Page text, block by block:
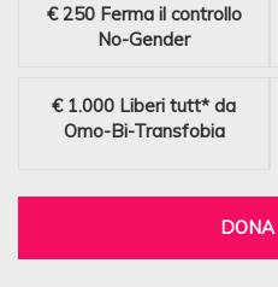
€ 250 Ferma il controllo
No-Gender
€ 1.000 Liberi tutt* da
Omo-Bi-Transfobia